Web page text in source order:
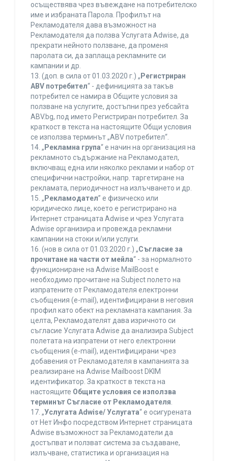
осъществява чрез въвеждане на потребителско
име и избраната Парола. Профилът на
Рекламодателя дава възможност на
Рекламодателя да ползва Услугата Adwise, да
прекрати нейното ползване, да променя
паролата си, да заплаща рекламните си
кампании и др.
13. (доп. в сила от 01.03.2020 г.) „ Регистриран
ABV потребител“ - дефиницията за такъв
потребител се намира в Общите условия за
ползване на услугите, достъпни през уебсайта
ABV.bg, под името Регистриран потребител. За
краткост в текста на настоящите Общи условия
се използва терминът „ABV потребител“.
14. „ Рекламна група“ е начин на организация на
рекламното съдържание на Рекламодател,
включващ една или няколко реклами и набор от
специфични настройки, напр. таргетиране на
рекламата, периодичност на излъчването и др.
15. „ Рекламодател” е физическо или
юридическо лице, което е регистрирано на
Интернет страницата Adwise и чрез Услугата
Adwise организира и провежда рекламни
кампании на стоки и/или услуги.
16. (нов в сила от 01.03.2020 г.) „Съгласие за
прочитане на части от мейла“ - за нормалното
функциониране на Adwise MailBoost е
необходимо прочитане на Subject полето на
изпратените от Рекламодателя електронни
съобщения (e-mail), идентифицирани в неговия
профил като обект на рекламната кампания. За
целта, Рекламодателят дава изричното си
съгласие Услугата Adwise да анализира Subject
полетата на изпратени от него електронни
съобщения (e-mail), идентифицирани чрез
добавения от Рекламодателя в кампанията за
реализиране на Adwise Mailboost DKIM
идентификатор. За краткост в текста на
настоящите Общите условия се използва
терминът Съгласие от Рекламодателя.
17. „Услугата Adwise/ Услугата“ е осигурената
от Нет Инфо посредством Интернет страницата
Adwise възможност за Рекламодатели да
достъпват и ползват система за създаване,
излъчване, статистика и организация на